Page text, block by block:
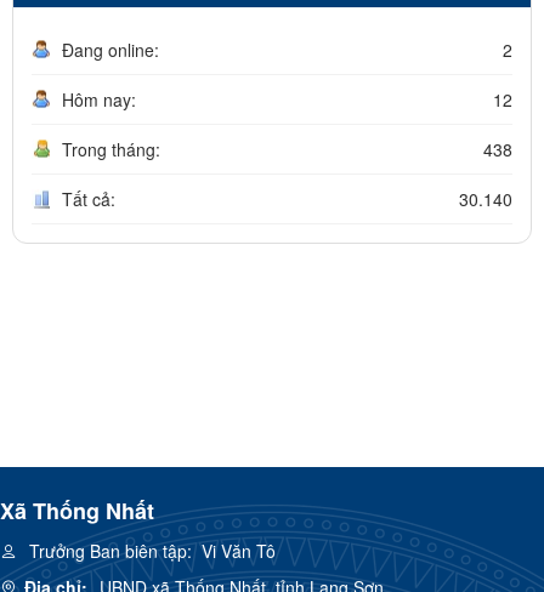
Đang online: 2
Hôm nay: 12
Trong tháng: 438
Tất cả: 30.140
Xã Thống Nhất
Trưởng Ban biên tập:Vi Văn Tô
Địa chỉ: UBND xã Thống Nhất, tỉnh Lạng Sơn